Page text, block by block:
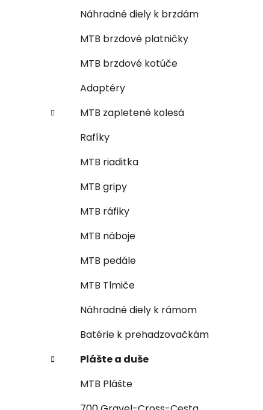
Náhradné diely k brzdám
MTB brzdové platničky
MTB brzdové kotúče
Adaptéry
MTB zapletené kolesá
Rafíky
MTB riaditka
MTB gripy
MTB ráfiky
MTB náboje
MTB pedále
MTB Tlmiče
Náhradné diely k rámom
Batérie k prehadzovačkám
Plášte a duše
MTB Plášte